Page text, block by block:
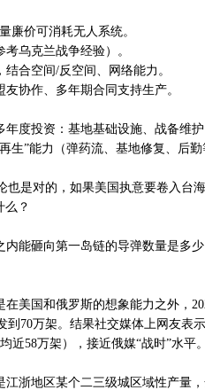
廉价可消耗无人系统。
乌克兰战争经验）。
结合空间/反空间、网络能力。
协作、多年期合同支持生产。
年度投资：基地基础设施、战备维
生”能力（弹药流、基地修复、后勤
也是对的，如果美国执意要卷入台
么？
内能砸向第一岛链的导弹数量是多
美国和俄罗斯的想象能力之外，
到70万架。结果社交媒体上网友表
近58万架），接近俄媒“战时”水平。
浙地区某个二三级城区域性产量